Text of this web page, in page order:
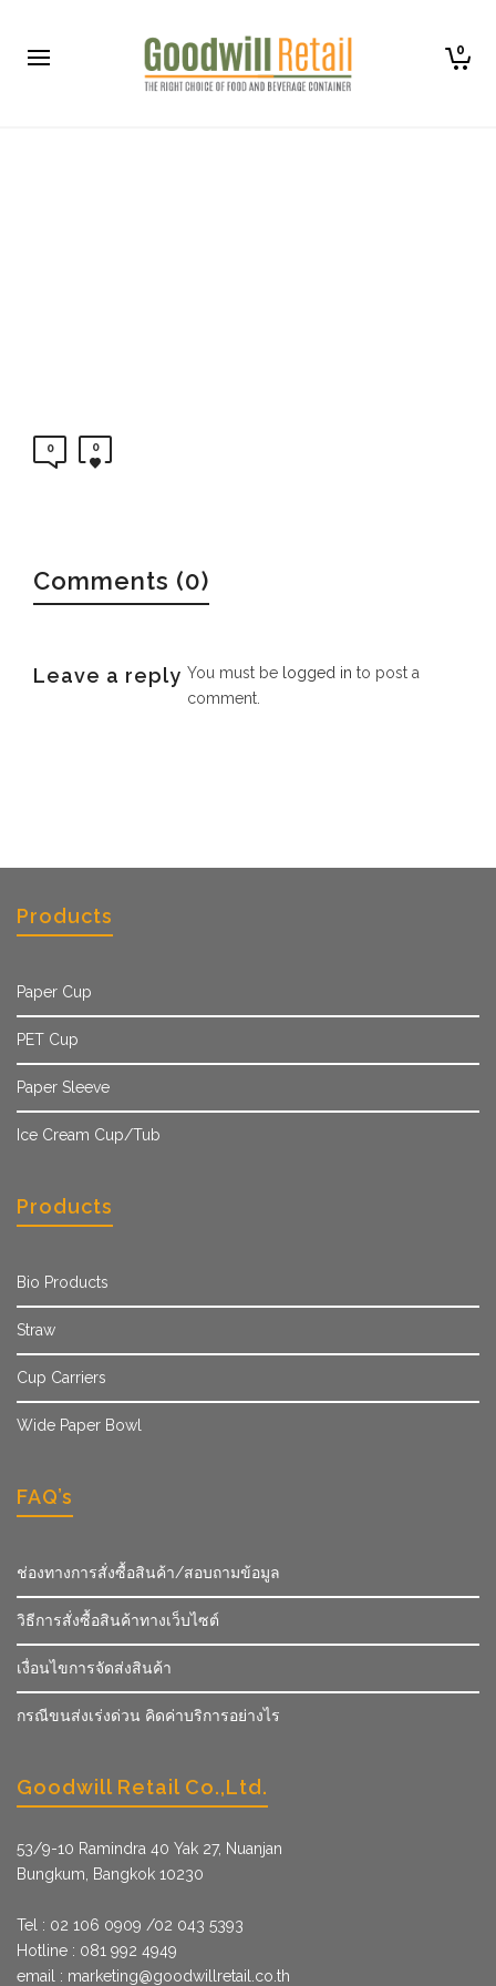
0
0 0
Comments (0)
Leave a reply You must be logged in to post a
comment.
Products
Paper Cup
PET Cup
Paper Sleeve
Ice Cream Cup/Tub
Products
Bio Products
Straw
Cup Carriers
Wide Paper Bowl
FAQ’s
ช่องทางการสั่งซื้อสินค้า/สอบถามข้อมูล
วิธีการสั่งซื้อสินค้าทางเว็บไซต์
เงื่อนไขการจัดส่งสินค้า
กรณีขนส่งเร่งด่วน คิดค่าบริการอย่างไร
Goodwill Retail Co.,Ltd.
53/9­-10 Ramindra 40 Yak 27, Nuanjan
Bungkum, Bangkok 10230
Tel : 02 106 0909 /02 043 5393
Hotline : 081 992 4949
email : marketing@goodwillretail.co.th